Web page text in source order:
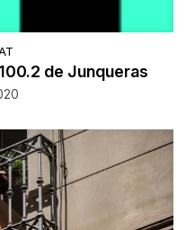
de Junqueras